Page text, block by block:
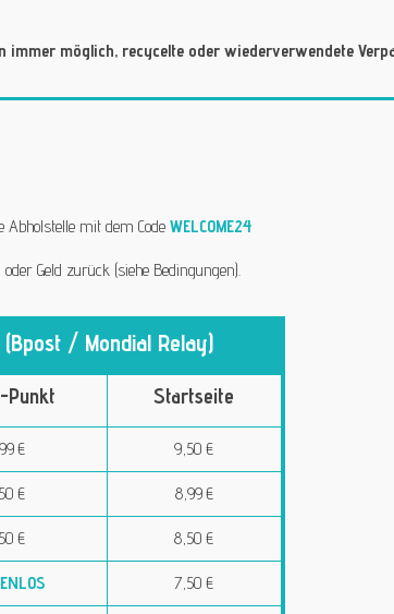
möglich, recycelte oder wiederverwendete
Abholstelle mit dem Code WELCOME24
Geld zurück (siehe Bedingungen).
/ Mondial Relay)
Punkt Startseite
€ 9,50 €
€ 8,99 €
€ 8,50 €
7,50 €